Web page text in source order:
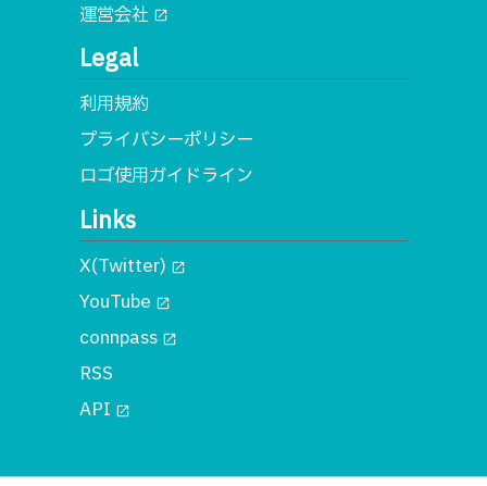
運営会社 open_in_new
Legal
利用規約
プライバシーポリシー
ロゴ使用ガイドライン
Links
X(Twitter) open_in_new
YouTube open_in_new
connpass open_in_new
RSS
API open_in_new